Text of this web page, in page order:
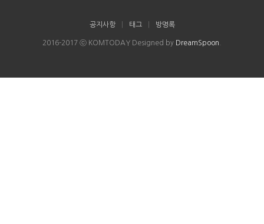
공지사항 태그 방명록
2016-2017 ⓒ KOMTODAY Designed by DreamSpoon